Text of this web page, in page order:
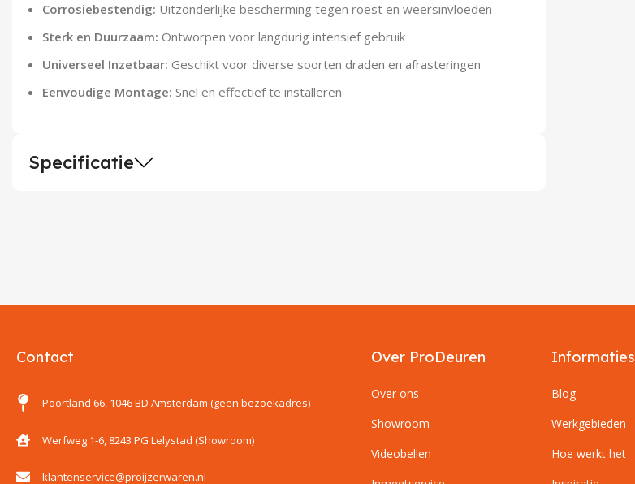
Corrosiebestendig: Uitzonderlijke bescherming tegen roest en weersinvloeden
Sterk en Duurzaam: Ontworpen voor langdurig intensief gebruik
Universeel Inzetbaar: Geschikt voor diverse soorten draden en afrasteringen
Eenvoudige Montage: Snel en effectief te installeren
Specificatie
Contact
Poortland 66, 1046 BD Amsterdam (geen bezoekadres)
Werfweg 1-6, 8243 PG Lelystad (Showroom)
klantenservice@proijzerwaren.nl
Over ProDeuren
Over ons
Showroom
Videobellen
Informaties
Blog
Werkgebieden
Hoe werkt het